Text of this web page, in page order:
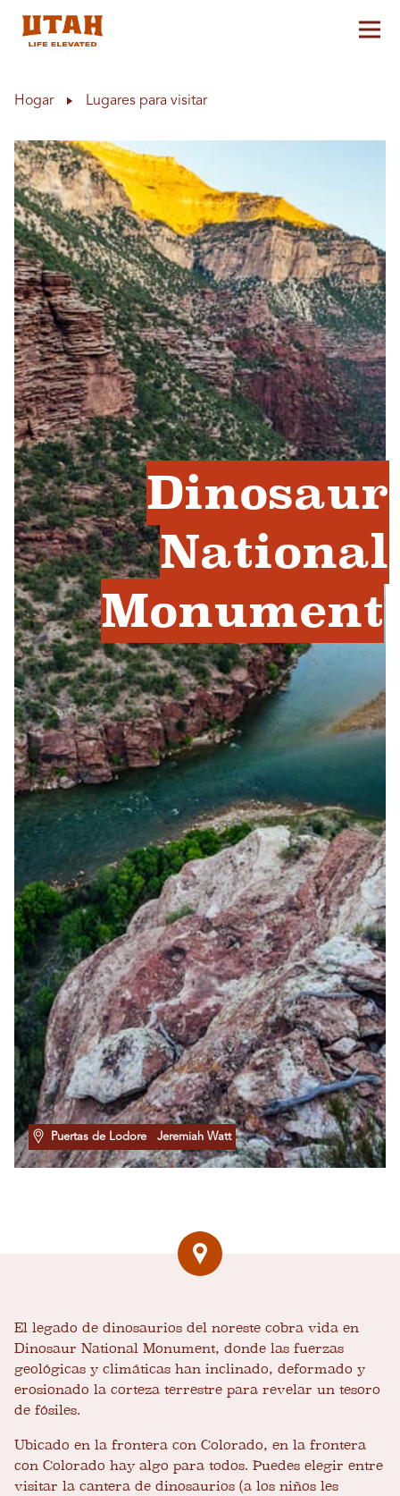
Hogar Lugares para visitar
Dinosaur
National
Monument
Puertas de Lodore Jeremiah Watt
El legado de dinosaurios del noreste cobra vida en
Dinosaur National Monument, donde las fuerzas
geológicas y climáticas han inclinado, deformado y
erosionado la corteza terrestre para revelar un tesoro
de fósiles.
Ubicado en la frontera con Colorado, en la frontera
con Colorado hay algo para todos. Puedes elegir entre
visitar la cantera de dinosaurios (a los niños les